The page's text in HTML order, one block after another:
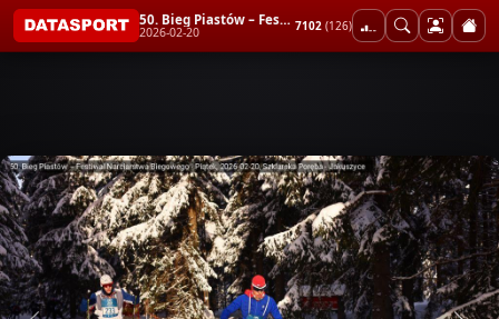
50. Bieg Piastów – Festiwal Narciarstwa Biegowego - Piątek
2026-02-20 7102 (126)